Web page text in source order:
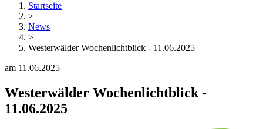
Startseite
>
News
>
Westerwälder Wochenlichtblick - 11.06.2025
am 11.06.2025
Westerwälder Wochenlichtblick -
11.06.2025